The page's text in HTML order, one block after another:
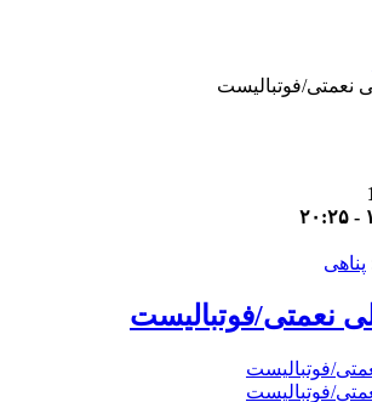
نعمتی/فوتبالیست
پناهی
نعمتی/فوتبالیست